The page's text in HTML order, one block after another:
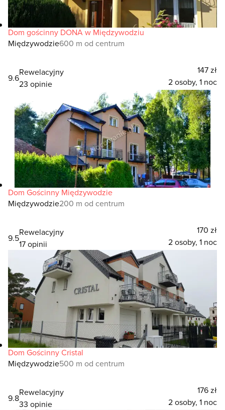
Dom gościnny DONA w Międzywodziu
Międzywodzie600 m od centrum
9.6
Rewelacyjny
23 opinie
147 zł
2 osoby, 1 noc
Dom Gościnny Międzywodzie
Międzywodzie200 m od centrum
9.5
Rewelacyjny
17 opinii
170 zł
2 osoby, 1 noc
Dom Gościnny Cristal
Międzywodzie500 m od centrum
9.8
Rewelacyjny
33 opinie
176 zł
2 osoby, 1 noc